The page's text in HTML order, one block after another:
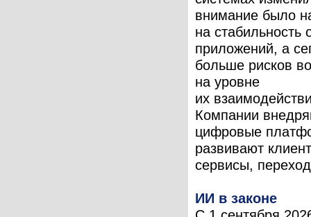
внимание было
на стабильность
приложений, а
больше рисков
на уровне
их
Компании
цифровые
развивают
сервисы,
ИИ в законе